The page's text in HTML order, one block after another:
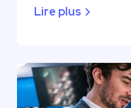
Lire plus